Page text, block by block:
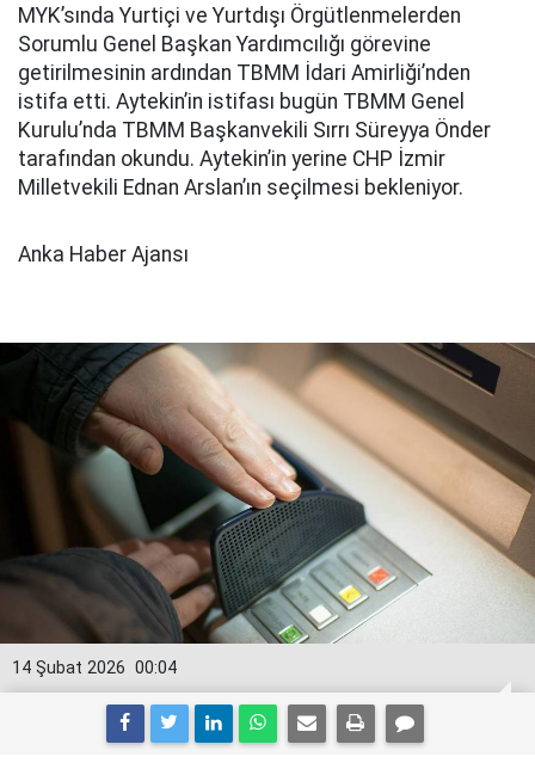
MYK’sında Yurtiçi ve Yurtdışı Örgütlenmelerden
Sorumlu Genel Başkan Yardımcılığı görevine
getirilmesinin ardından TBMM İdari Amirliği’nden
istifa etti. Aytekin’in istifası bugün TBMM Genel
Kurulu’nda TBMM Başkanvekili Sırrı Süreyya Önder
tarafından okundu. Aytekin’in yerine CHP İzmir
Milletvekili Ednan Arslan’ın seçilmesi bekleniyor.
Anka Haber Ajansı
00:04
14 Şubat 2026